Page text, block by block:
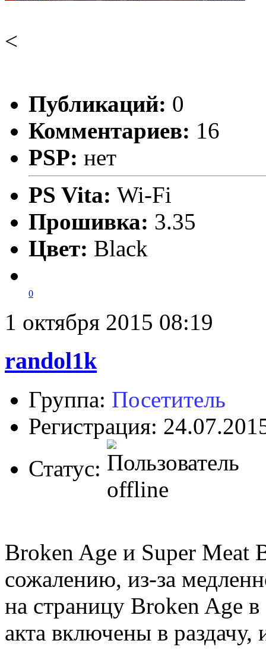
<
Публикаций: 0
Комментариев: 16
PSP: нет
PS Vita: Wi-Fi
Прошивка: 3.35
Цвет: Black
0
1 октября 2015 08:19
randol1k
Группа: Посетитель
Регистрация:
Статус:
Broken Age и Super Meat
сожалению, из-за
на страницу Broken Age в
акта включены в раздачу,